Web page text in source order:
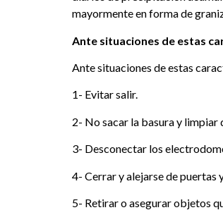
mayormente en forma de
Ante situaciones de estas
Ante situaciones de estas
1- Evitar salir.
2- No sacar la basura y limpiar
3- Desconectar los
4- Cerrar y alejarse de puertas
5- Retirar o asegurar objetos